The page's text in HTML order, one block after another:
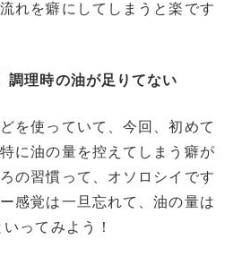
れを癖にしてしまうと楽です
調理時の油が足りてない
を使っていて、今回、初めて
に油の量を控えてしまう癖が
の習慣って、オソロシイです
感覚は一旦忘れて、油の量は
ってみよう！